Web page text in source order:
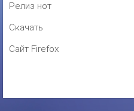
Релиз нот
Скачать
Сайт Firefox